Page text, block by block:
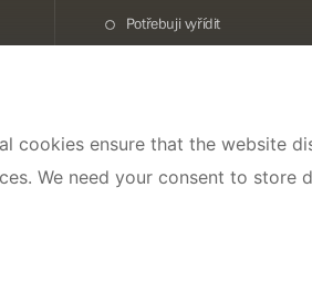
Potřebuji vyřídit
O nás
cookies ensure that the website
We need your consent to